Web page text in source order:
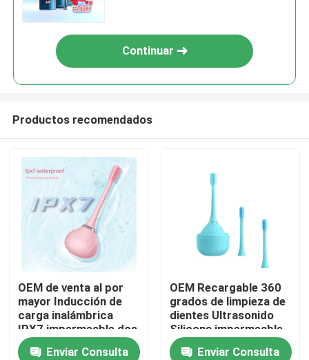
Productos
Los vídeos
Continuar
Productos recomendados
OEM de venta al por
mayor Inducción de
carga inalámbrica
IPX7 impermeable dos
etapas cabeza del
cepillo de dientes
Enviar Consulta
OEM Recargable 360
grados de limpieza de
dientes Ultrasonido
Silicona impermeable
cepillado de dientes
eléctricoEnviar Consulta